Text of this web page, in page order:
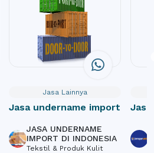
Jasa Lainnya
Jasa undername import
JASA UNDERNAME
IMPORT DI INDONESIA
Tekstil & Produk Kulit